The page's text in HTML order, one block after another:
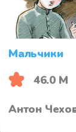
Мальчики
46.0 М
Антон